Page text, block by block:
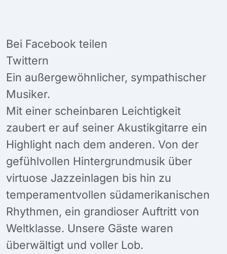
Bei Facebook teilen
Twittern
Ein außergewöhnlicher, sympathischer
Musiker.
Mit einer scheinbaren Leichtigkeit
zaubert er auf seiner Akustikgitarre ein
Highlight nach dem anderen. Von der
gefühlvollen Hintergrundmusik über
virtuose Jazzeinlagen bis hin zu
temperamentvollen südamerikanischen
Rhythmen, ein grandioser Auftritt von
Weltklasse. Unsere Gäste waren
überwältigt und voller Lob.